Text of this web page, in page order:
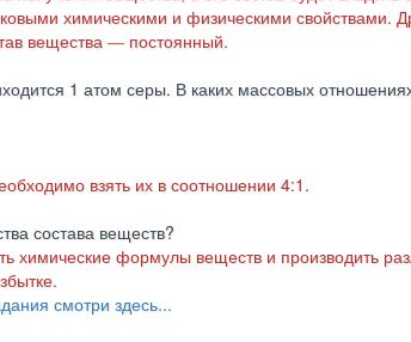
химическими и физическими свойствами.
вещества ― постоянный.
1 атом серы. В каких массовых
взять их в соотношении 4:1.
состава веществ?
химические формулы веществ и производить
смотри здесь...